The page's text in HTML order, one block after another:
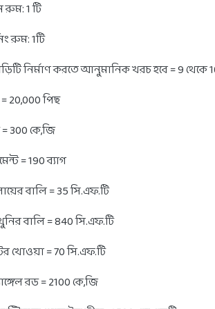
রুম: 1 টি
রুম: 1টি
নির্মাণ করতে আনুমানিক খরচ হবে = 9 থেকে
20,000 পিছ
300 কে,জি
= 190 ব্যাগ
বালি = 35 সি.এফ.টি
বালি = 840 সি.এফ.টি
খোওয়া = 70 সি.এফ.টি
রড = 2100 কে,জি